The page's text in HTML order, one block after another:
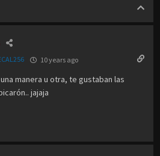
10 years ago
manera u otra, te gustaban las
jajaja